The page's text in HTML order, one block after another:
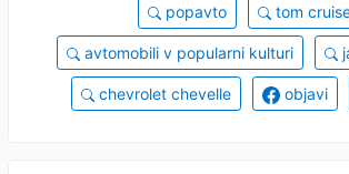
popavto tom
avtomobili v popularni kulturi
chevrolet chevelle objavi